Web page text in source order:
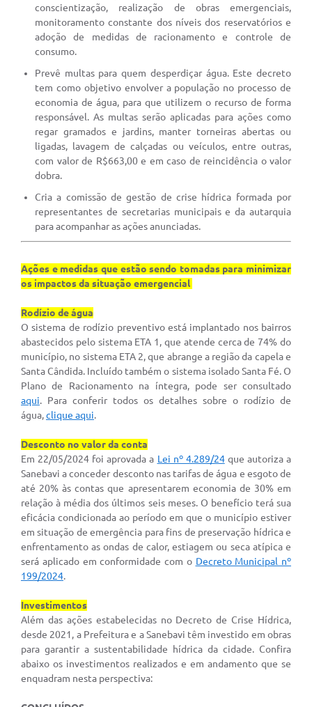
conscientização, realização de obras emergenciais,
monitoramento constante dos níveis dos reservatórios e
adoção de medidas de racionamento e controle de
consumo.
Prevê multas para quem desperdiçar água. Este decreto
tem como objetivo envolver a população no processo de
economia de água, para que utilizem o recurso de forma
responsável. As multas serão aplicadas para ações como
regar gramados e jardins, manter torneiras abertas ou
ligadas, lavagem de calçadas ou veículos, entre outras,
com valor de R$663,00 e em caso de reincidência o valor
dobra.
Cria a comissão de gestão de crise hídrica formada por
representantes de secretarias municipais e da autarquia
para acompanhar as ações anunciadas.
Ações e medidas que estão sendo tomadas para minimizar
os impactos da situação emergencial
Rodízio de água
O sistema de rodízio preventivo está implantado nos bairros
abastecidos pelo sistema ETA 1, que atende cerca de 74% do
município, no sistema ETA 2, que abrange a região da capela e
Santa Cândida. Incluído também o sistema isolado Santa Fé. O
Plano de Racionamento na íntegra, pode ser consultado
aqui. Para conferir todos os detalhes sobre o rodízio de
água,clique aqui.
Desconto no valor da conta
Em 22/05/2024 foi aprovada a Lei nº 4.289/24que autoriza a
Sanebavi a conceder desconto nas tarifas de água e esgoto de
até 20% às contas que apresentarem economia de 30% em
relação à média dos últimos seis meses. O benefício terá sua
eficácia condicionada ao período em que o município estiver
em situação de emergência para fins de preservação hídrica e
enfrentamento as ondas de calor, estiagem ou seca atípica e
será aplicado em conformidade com o Decreto Municipal nº
199/2024.
Investimentos
Além das ações estabelecidas no Decreto de Crise Hídrica,
desde 2021, a Prefeitura e a Sanebavi têm investido em obras
para garantir a sustentabilidade hídrica da cidade. Confira
abaixo os investimentos realizados e em andamento que se
enquadram nesta perspectiva: